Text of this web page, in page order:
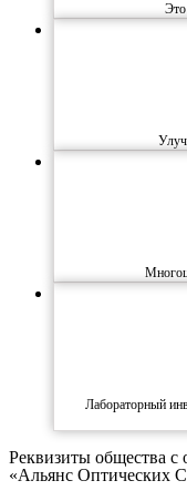
Лабораторный
Реквизиты общества с
«Альянс Оптических